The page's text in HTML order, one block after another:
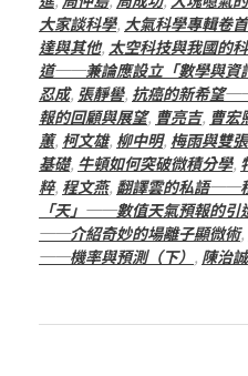
大家談科學, 大氣科學專輯卷
達與其他, 太空科技與我國的
道──兼論應設立「數學與資
忍成, 張靜嚳, 抗癌的新希望
報的回顧與展望, 曹亮吉, 曹宏
蕙, 柯文雄, 柳中明, 梅雨與雙
基礎, 牛頓如何突破微積分學,
粹, 程文燕, 翻譯雲的私語──
「天」──數值天氣預報的引
──介紹奇妙的場離子顯微術,
──機率與預測（下） , 陳治誠